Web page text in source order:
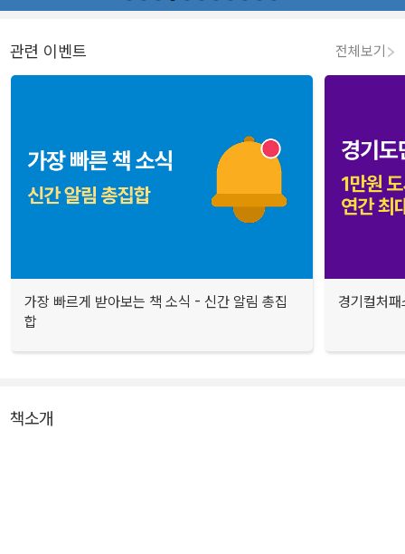
관련 이벤트 전체보기
가장 빠르게 받아보는 책 소식 - 신간 알림 총집
합
경기컬처
책소개